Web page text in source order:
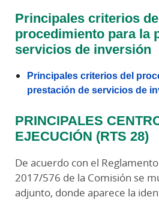
Principales criterios
procedimiento para la
servicios de inversión
Principales criterios del
prestación de servicios de
PRINCIPALES
EJECUCIÓN (RTS 28)
De acuerdo con el
2017/576 de la Comisión se
adjunto, donde aparece la